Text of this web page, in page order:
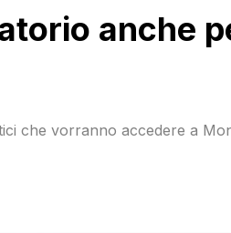
anche
che vorranno accedere a